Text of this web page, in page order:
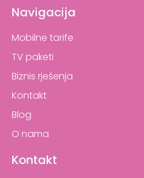
Navigacija
Mobilne tarife
TV paketi
Biznis rješenja
Kontakt
Blog
O nama
Kontakt